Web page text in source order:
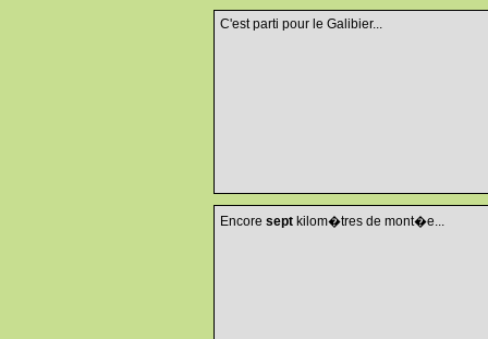
C'est parti pour le Galibier...
Encoresept kilom�tres de mont�e...